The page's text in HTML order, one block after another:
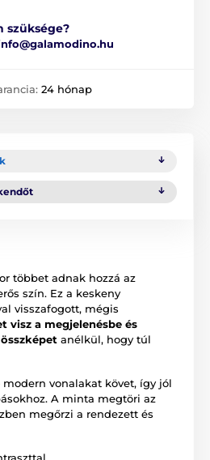
szüksége?
24 hónap
többet adnak hozzá az
szín. Ez a keskeny
visszafogott, mégis
visz a megjelenésbe és
anélkül, hogy túl
vonalakat követ, így jól
A minta megtöri az
megőrzi a rendezett és